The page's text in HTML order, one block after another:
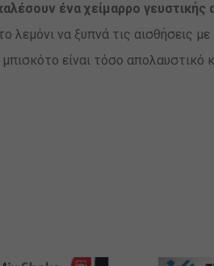
ένα χείμαρρο γευστικής
λεμόνι να ξυπνά τις αισθήσεις με
είναι τόσο απολαυστικό